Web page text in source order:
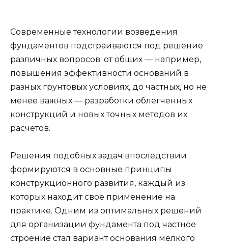
Современные технологии возведения
фундаментов подстраиваются под решение
различных вопросов: от общих — например,
повышения эффективности оснований в
разных грунтовых условиях, до частных, но не
менее важных — разработки облегченных
конструкций и новых точных методов их
расчетов.
Решения подобных задач впоследствии
формируются в основные принципы
конструкционного развития, каждый из
которых находит свое применение на
практике. Одним из оптимальных решений
для организации фундамента под частное
строение стал вариант основания мелкого